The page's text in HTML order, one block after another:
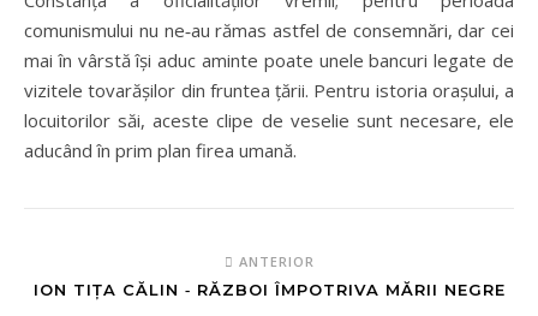
comunismului nu ne‑au rămas astfel de consemnări, dar cei
mai în vârstă își aduc aminte poate unele bancuri legate de
vizitele tovarășilor din fruntea țării. Pentru istoria orașului, a
locuitorilor săi, aceste clipe de veselie sunt necesare, ele
aducând în prim plan firea umană.
ANTERIOR
ION TIȚA CĂLIN ‑ RĂZBOI ÎMPOTRIVA MĂRII NEGRE